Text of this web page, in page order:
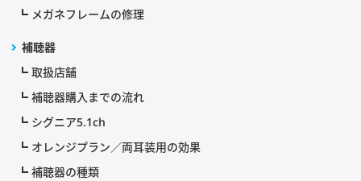
メガネフレームの修理
補聴器
取扱店舗
補聴器購入までの流れ
シグニア5.1ch
オレンジプラン／両耳装用の効果
補聴器の種類